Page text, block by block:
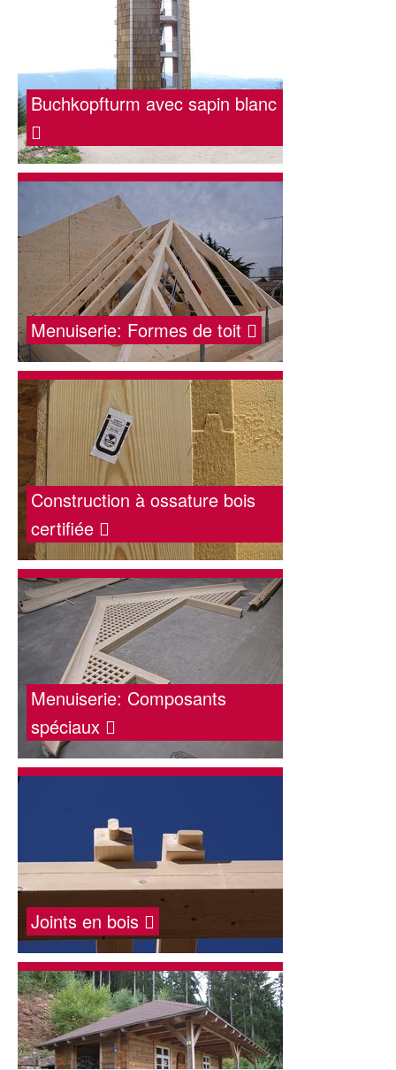
Buchkopfturm avec sapin blanc
Menuiserie: Formes de toit
Construction à ossature bois
certifiée
Menuiserie: Composants
spéciaux
Joints en bois